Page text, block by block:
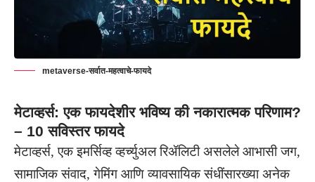
metaverse-सर्वात-महत्वाचे-फायदे
मेटाव्हर्स: एक फायदेशीर भविष्य की नकारात्मक परिणाम?
– 10 सविस्तर फायदे
मेटाव्हर्स, एक इमर्सिव्ह व्हर्च्युअल रिॲलिटी असलेले आभासी जग,
सामाजिक संवाद, गेमिंग आणि व्यावसायिक संधींसारख्या अनेक